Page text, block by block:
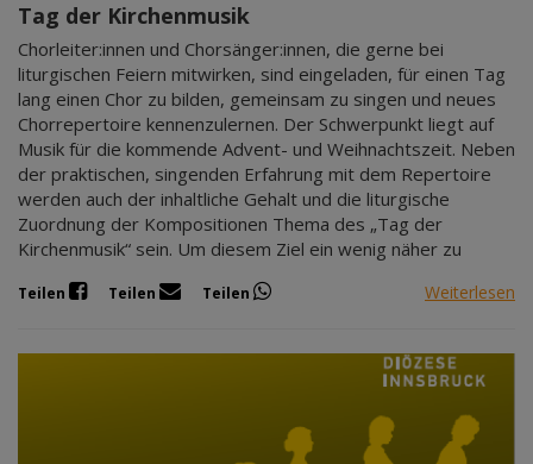
Tag der Kirchenmusik
Chorleiter:innen und Chorsänger:innen, die gerne bei
liturgischen Feiern mitwirken, sind eingeladen, für einen Tag
lang einen Chor zu bilden, gemeinsam zu singen und neues
Chorrepertoire kennenzulernen. Der Schwerpunkt liegt auf
Musik für die kommende Advent- und Weihnachtszeit. Neben
der praktischen, singenden Erfahrung mit dem Repertoire
werden auch der inhaltliche Gehalt und die liturgische
Zuordnung der Kompositionen Thema des „Tag der
Kirchenmusik“ sein. Um diesem Ziel ein wenig näher zu
Teilen Teilen Teilen Weiterlesen